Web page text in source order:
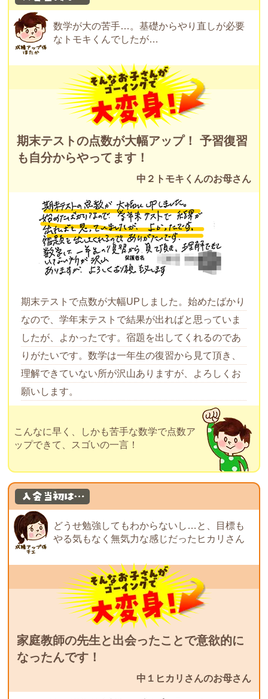
数学が大の苦手…。基礎からやり直しが必要
なトモキくんでしたが…
期末テストの点数が大幅アップ！ 予習復習
も自分からやってます！
中２トモキくんのお母さん
期末テストで点数が大幅UPしました。始めたばかり
なので、学年末テストで結果が出ればと思っていま
したが、よかったです。宿題を出してくれるのであ
りがたいです。数学は一年生の復習から見て頂き、
理解できていない所が沢山ありますが、よろしくお
願いします。
こんなに早く、しかも苦手な数学で点数ア
ップできて、スゴいの一言！
どうせ勉強してもわからないし…と、目標も
やる気もなく無気力な感じだったヒカリさん
家庭教師の先生と出会ったことで意欲的に
なったんです！
中１ヒカリさんのお母さん